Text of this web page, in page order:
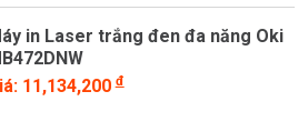
in Laser trắng đen đa năng Oki
11,134,200đ